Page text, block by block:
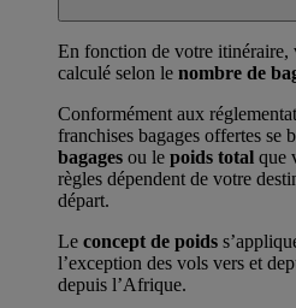
En fonction de votre itinéraire,
calculé selon le nombre de
Conformément aux
franchises bagages offertes se
bagages ou le poids total que
règles dépendent de votre
départ.
Le concept de poids
l’exception des vols vers et
depuis l’Afrique.